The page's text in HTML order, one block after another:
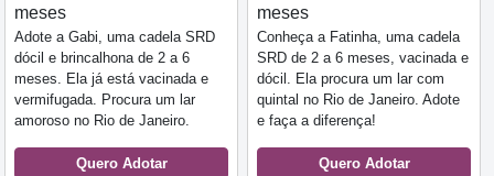
meses
Adote a Gabi, uma cadela SRD
dócil e brincalhona de 2 a 6
meses. Ela já está vacinada e
vermifugada. Procura um lar
amoroso no Rio de Janeiro.
Quero Adotar
meses
Conheça a Fatinha, uma cadela
SRD de 2 a 6 meses, vacinada e
dócil. Ela procura um lar com
quintal no Rio de Janeiro. Adote
e faça a diferença!
Quero Adotar